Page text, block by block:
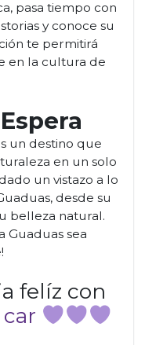
pasa tiempo con
y conoce su
te permitirá
en la cultura de
un destino que
en un solo
un vistazo a lo
desde su
belleza natural.
Guaduas sea
felíz con